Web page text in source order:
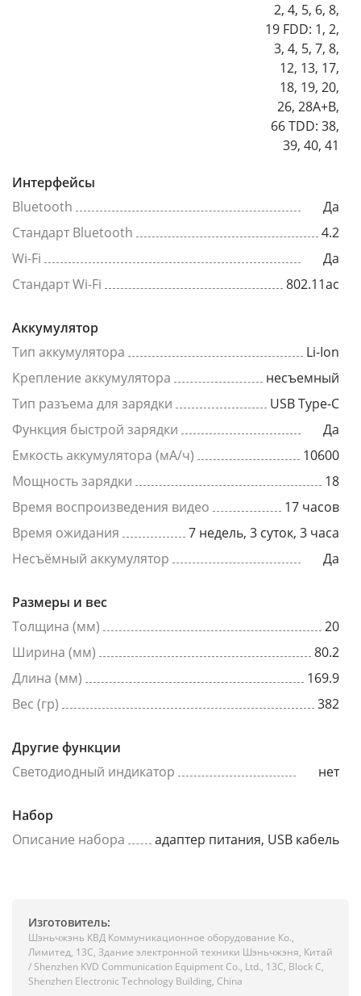
2, 4, 5, 6, 8,
19 FDD: 1, 2,
3, 4, 5, 7, 8,
12, 13, 17,
18, 19, 20,
26, 28A+B,
66 TDD: 38,
39, 40, 41
Интерфейсы
Bluetooth
Да
Стандарт Bluetooth
4.2
Wi-Fi
Да
Стандарт Wi-Fi
802.11ac
Аккумулятор
Тип аккумулятора
Li-Ion
Крепление аккумулятора
несъемный
Тип разъема для зарядки
USB Type-C
Функция быстрой зарядки
Да
Емкость аккумулятора (мА/ч)
10600
Мощность зарядки
18
Время воспроизведения видео
17 часов
Время ожидания
7 недель, 3 суток, 3 часа
Несъёмный аккумулятор
Да
Размеры и вес
Толщина (мм)
20
Ширина (мм)
80.2
Длина (мм)
169.9
Вес (гр)
382
Другие функции
Светодиодный индикатор
нет
Набор
Описание набора
адаптер питания, USB кабель
Изготовитель:
Шэньчжэнь КВД Коммуникационное оборудование Ко.,
Лимитед, 13C, Здание электронной техники Шэньчжэня, Китай
/ Shenzhen KVD Communication Equipment Co., Ltd., 13C, Block C,
Shenzhen Electronic Technology Building, China